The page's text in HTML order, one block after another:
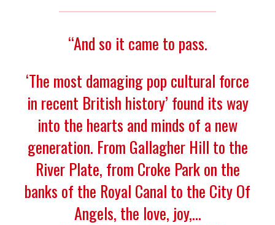
“And so it came to pass.
‘The most damaging pop cultural force
in recent British history’ found its way
into the hearts and minds of a new
generation. From Gallagher Hill to the
River Plate, from Croke Park on the
banks of the Royal Canal to the City Of
Angels, the love, joy,…